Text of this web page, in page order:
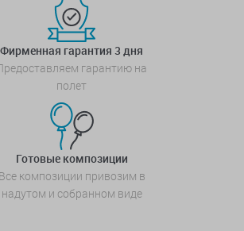
Фирменная гарантия 3 дня
гарантию на
полет
Готовые композиции
Все композиции привозим в
надутом и собранном виде